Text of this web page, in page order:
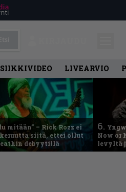
LIVEARVIO
mitään” – Rick Rozz ei
siitä, ettei ollut
debyytillä
6.
Now or
levyltä